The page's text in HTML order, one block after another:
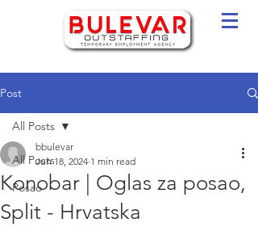
Post
All Posts
Posao
All Posts
Konobar | Oglas za posao,
Split - Hrvatska
bbulevar
Jun 18, 2024 1 min read